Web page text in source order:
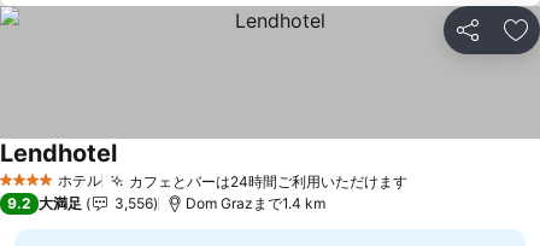
シェア お
4 ホテルのランク
ホテル カフェとバーは24時間ご利用いただけます
Lendhotel
9.2 大満足 3,556 Dom Grazまで1.4 km